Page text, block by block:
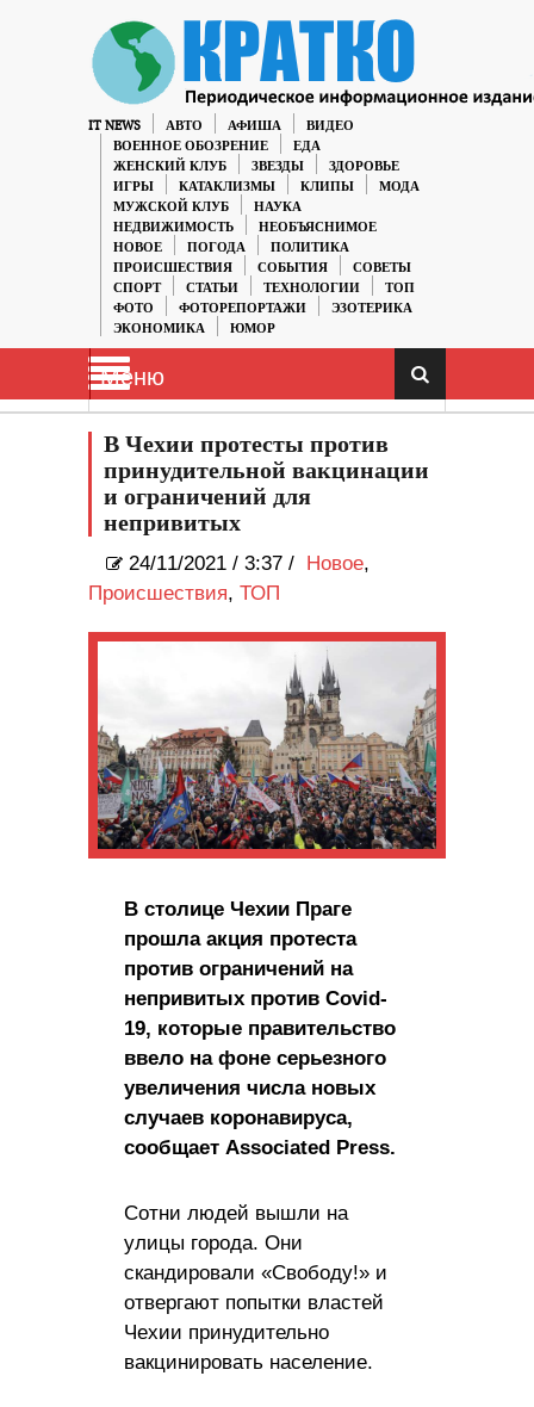
IT NEWS АВТО АФИША
ВИДЕО
ВОЕННОЕ ОБОЗРЕНИЕ
ЕДА
ЖЕНСКИЙ КЛУБ
ЗВЕЗДЫ
ЗДОРОВЬЕ
ИГРЫ
КАТАКЛИЗМЫ КЛИПЫ
МОДА
МУЖСКОЙ КЛУБ
НАУКА
НЕДВИЖИМОСТЬ
НЕОБЪЯСНИМОЕ
НОВОЕ
ПОГОДА
ПОЛИТИКА
ПРОИСШЕСТВИЯ
СОБЫТИЯ
СОВЕТЫ
СПОРТ
СТАТЬИ ТЕХНОЛОГИИ
ТОП
ФОТО
ФОТОРЕПОРТАЖИ
ЭЗОТЕРИКА
ЭКОНОМИКА
ЮМОР
Меню
В Чехии протесты против
принудительной вакцинации
и ограничений для
непривитых
24/11/2021 / 3:37 / Новое,
Происшествия, ТОП
В столице Чехии Праге
прошла акция протеста
против ограничений на
непривитых против Covid-
19, которые правительство
ввело на фоне серьезного
увеличения числа новых
случаев коронавируса,
сообщает Associated Press.
Сотни людей вышли на
улицы города. Они
скандировали «Свободу!» и
отвергают попытки властей
Чехии принудительно
вакцинировать население.